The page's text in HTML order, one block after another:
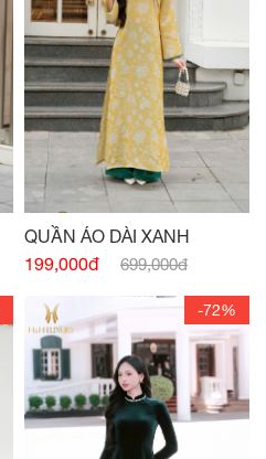
QUẦN ÁO DÀI XANH
199,000đ
699,000đ
-72%